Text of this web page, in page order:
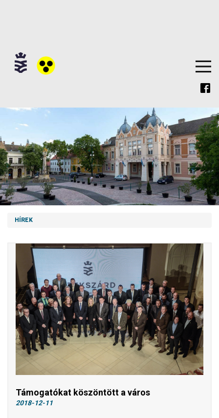
HÍREK
Támogatókat köszöntött a város
2018-12-11